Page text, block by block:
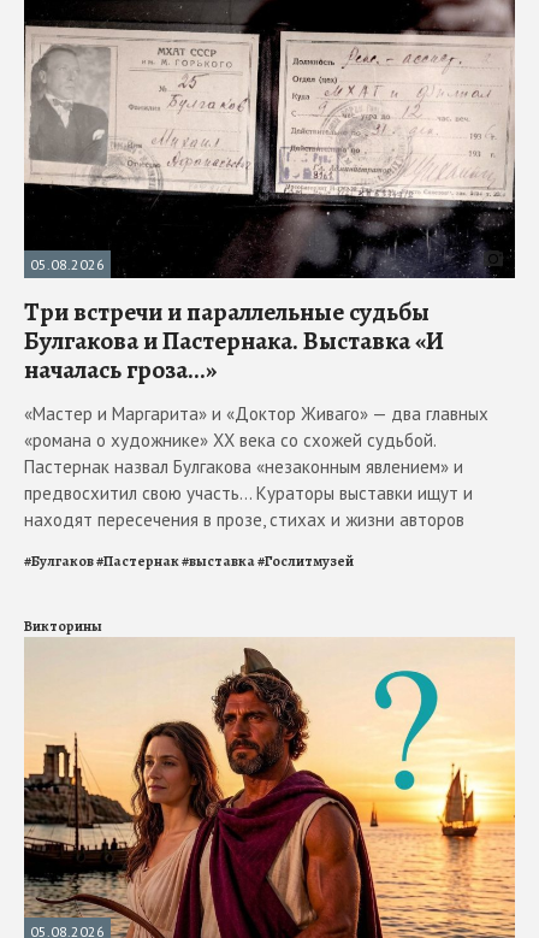
05.08.2026
Три встречи и параллельные судьбы
Булгакова и Пастернака. Выставка «И
началась гроза...»
«Мастер и Маргарита» и «Доктор Живаго» — два главных
«романа о художнике» ХХ века со схожей судьбой.
Пастернак назвал Булгакова «незаконным явлением» и
предвосхитил свою участь... Кураторы выставки ищут и
находят пересечения в прозе, стихах и жизни авторов
#Булгаков#Пастернак#выставка#Гослитмузей
Викторины
05.08.2026